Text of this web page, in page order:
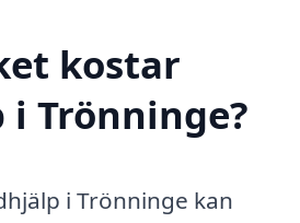
kostar
Trönninge?
i Trönninge kan